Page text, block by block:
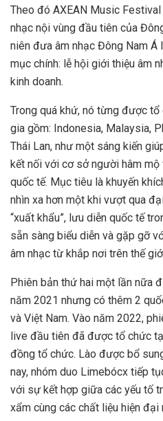
Theo đó AXEAN Music
nhạc nội vùng đầu tiên của
niên đưa âm nhạc Đông Nam
mục chính: lễ hội giới thiệu âm
kinh doanh.
Trong quá khứ, nó từng được
gia gồm: Indonesia, Malaysia,
Thái Lan, như một sáng kiến
kết nối với cơ sở người hâm mộ
quốc tế. Mục tiêu là khuyến
nhìn xa hơn một khi vượt qua
“xuất khẩu”, lưu diễn quốc tế
sẵn sàng biểu diễn và gặp gỡ
âm nhạc từ khắp nơi trên thế
Phiên bản thứ hai một lần nữa
năm 2021 nhưng có thêm 2
và Việt Nam. Vào năm 2022,
live đầu tiên đã được tổ chức
đồng tổ chức. Lào được bổ
nay, nhóm duo Limebócx tiếp
với sự kết hợp giữa các yếu tố
xẩm cùng các chất liệu hiện